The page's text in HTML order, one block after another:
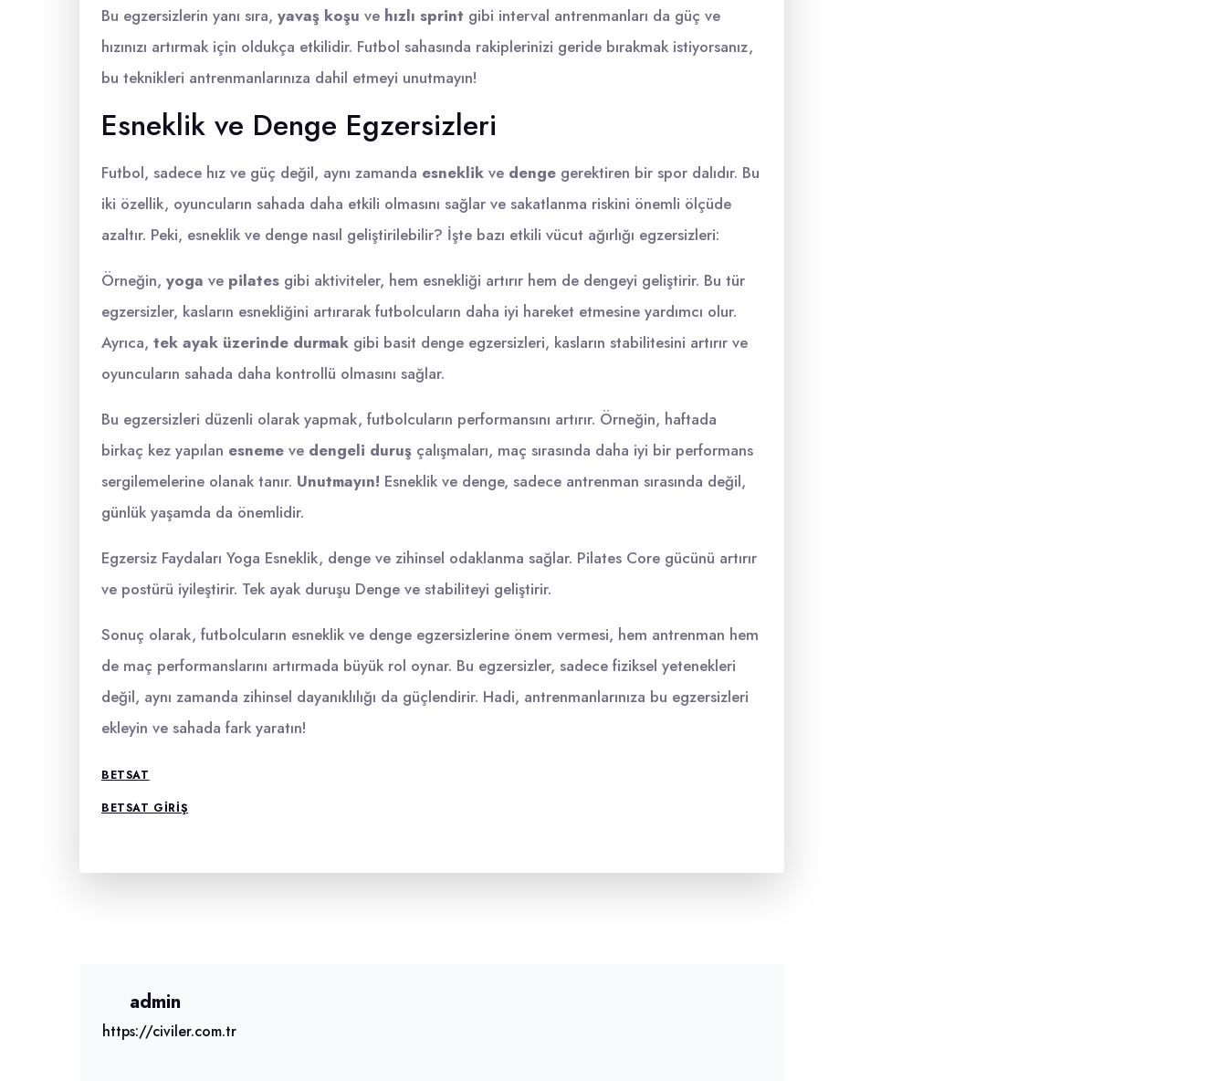
Bu egzersizlerin yanı sıra, yavaş koşu ve hızlı sprint gibi interval antrenmanları da güç ve
hızınızı artırmak için oldukça etkilidir. Futbol sahasında rakiplerinizi geride bırakmak istiyorsanız,
bu teknikleri antrenmanlarınıza dahil etmeyi unutmayın!
Esneklik ve Denge Egzersizleri
Futbol, sadece hız ve güç değil, aynı zamanda esneklik ve denge gerektiren bir spor dalıdır. Bu
iki özellik, oyuncuların sahada daha etkili olmasını sağlar ve sakatlanma riskini önemli ölçüde
azaltır. Peki, esneklik ve denge nasıl geliştirilebilir? İşte bazı etkili vücut ağırlığı egzersizleri:
Örneğin, yoga ve pilates gibi aktiviteler, hem esnekliği artırır hem de dengeyi geliştirir. Bu tür
egzersizler, kasların esnekliğini artırarak futbolcuların daha iyi hareket etmesine yardımcı olur.
Ayrıca, tek ayak üzerinde durmak gibi basit denge egzersizleri, kasların stabilitesini artırır ve
oyuncuların sahada daha kontrollü olmasını sağlar.
Bu egzersizleri düzenli olarak yapmak, futbolcuların performansını artırır. Örneğin, haftada
birkaç kez yapılan esneme ve dengeli duruş çalışmaları, maç sırasında daha iyi bir performans
sergilemelerine olanak tanır. Unutmayın! Esneklik ve denge, sadece antrenman sırasında değil,
günlük yaşamda da önemlidir.
Egzersiz Faydaları Yoga Esneklik, denge ve zihinsel odaklanma sağlar. Pilates Core gücünü artırır
ve postürü iyileştirir. Tek ayak duruşu Denge ve stabiliteyi geliştirir.
Sonuç olarak, futbolcuların esneklik ve denge egzersizlerine önem vermesi, hem antrenman hem
de maç performanslarını artırmada büyük rol oynar. Bu egzersizler, sadece fiziksel yetenekleri
değil, aynı zamanda zihinsel dayanıklılığı da güçlendirir. Hadi, antrenmanlarınıza bu egzersizleri
ekleyin ve sahada fark yaratın!
BETSAT
BETSAT GIRIŞ
admin
https://civiler.com.tr